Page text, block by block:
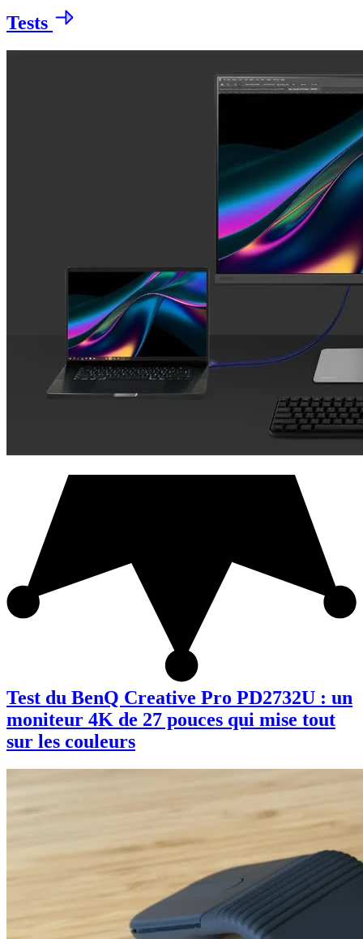
Tests
Test du BenQ Creative Pro PD2732U : un
moniteur 4K de 27 pouces qui mise tout
sur les couleurs